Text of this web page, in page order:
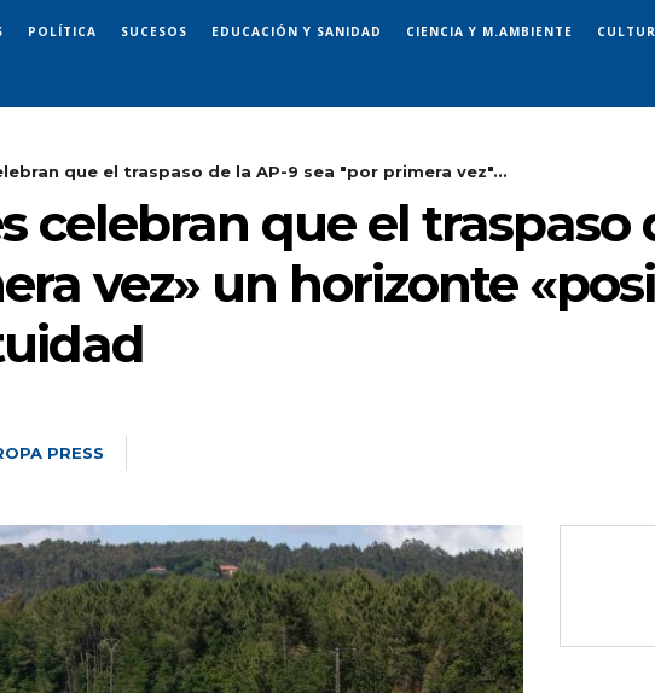
POLÍTICA SUCESOS EDUCACIÓN Y SANIDAD CIENCIA Y M.AMBIENTE
que el traspaso de la AP-9 sea "por primera vez"...
celebran que el traspaso
vez» un horizonte
PRESS